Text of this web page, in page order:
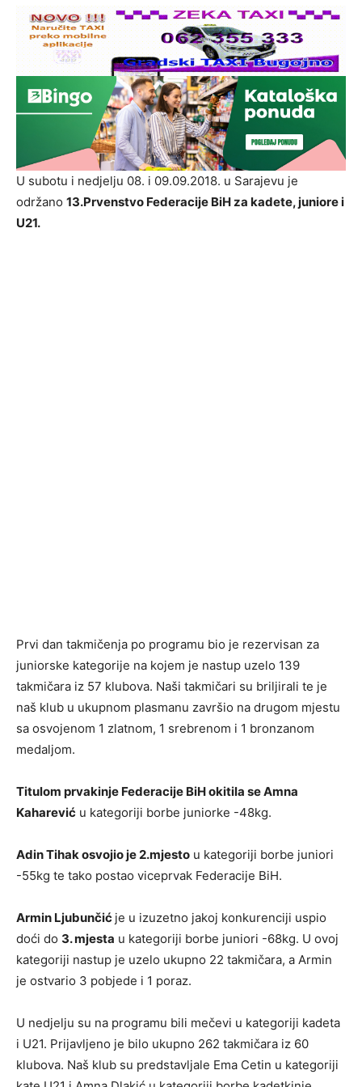
U subotu i nedjelju 08. i 09.09.2018. u Sarajevu je
održano 13.Prvenstvo Federacije BiH za kadete, juniore i
U21.
Prvi dan takmičenja po programu bio je rezervisan za
juniorske kategorije na kojem je nastup uzelo 139
takmičara iz 57 klubova. Naši takmičari su briljirali te je
naš klub u ukupnom plasmanu završio na drugom mjestu
sa osvojenom 1 zlatnom, 1 srebrenom i 1 bronzanom
medaljom.
Titulom prvakinje Federacije BiH okitila se Amna
Kaharević u kategoriji borbe juniorke -48kg.
Adin Tihak osvojio je 2.mjesto u kategoriji borbe juniori
-55kg te tako postao viceprvak Federacije BiH.
Armin Ljubunčić je u izuzetno jakoj konkurenciji uspio
doći do 3. mjesta u kategoriji borbe juniori -68kg. U ovoj
kategoriji nastup je uzelo ukupno 22 takmičara, a Armin
je ostvario 3 pobjede i 1 poraz.
U nedjelju su na programu bili mečevi u kategoriji kadeta
i U21. Prijavljeno je bilo ukupno 262 takmičara iz 60
klubova. Naš klub su predstavljale Ema Cetin u kategoriji